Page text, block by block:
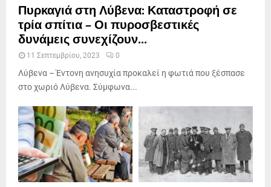
Πυρκαγιά στη Λύβενα: Καταστροφή σε
τρία σπίτια – Οι πυροσβεστικές
δυνάμεις συνεχίζουν...
11 Σεπτεμβρίου, 2023 0
Λύβενα – Έντονη ανησυχία προκαλεί η φωτιά που ξέσπασε
στο χωριό Λύβενα. Σύμφωνα...